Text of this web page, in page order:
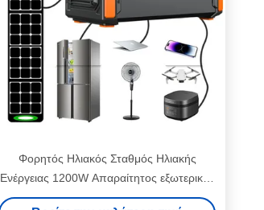
Φορητός Ηλιακός Σταθμός Ηλιακής
Ενέργειας 1200W Απαραίτητος εξωτερικός
γεννήτης ηλεκτρικής ενέργειας με μπαταρία